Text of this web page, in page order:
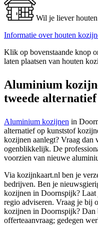
Wil je liever
Informatie over houten
Klik op bovenstaande knop
laten plaatsen van houten
Aluminium
tweede alternatief
Aluminium kozijnen in
alternatief op kunststof
kozijnen aanlegt? Vraag dan
ogenblikkelijk. De
voorzien van nieuwe
Via kozijnkaart.nl ben je
bedrijven. Ben je
kozijnen in Doornspijk?
regio adviseren. Vraag je bij
kozijnen in Doornspijk? Dan
offerteaanvraag; gedegen